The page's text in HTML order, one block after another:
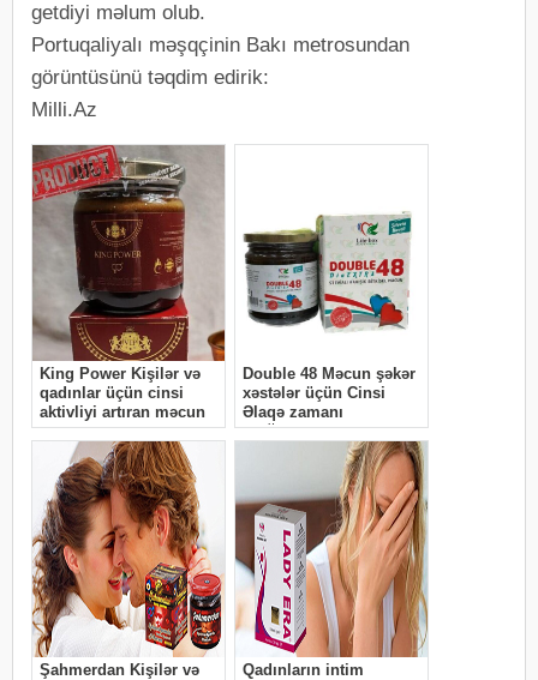
getdiyi məlum olub.
Portuqaliyalı məşqçinin Bakı metrosundan
görüntüsünü təqdim edirik:
Milli.Az